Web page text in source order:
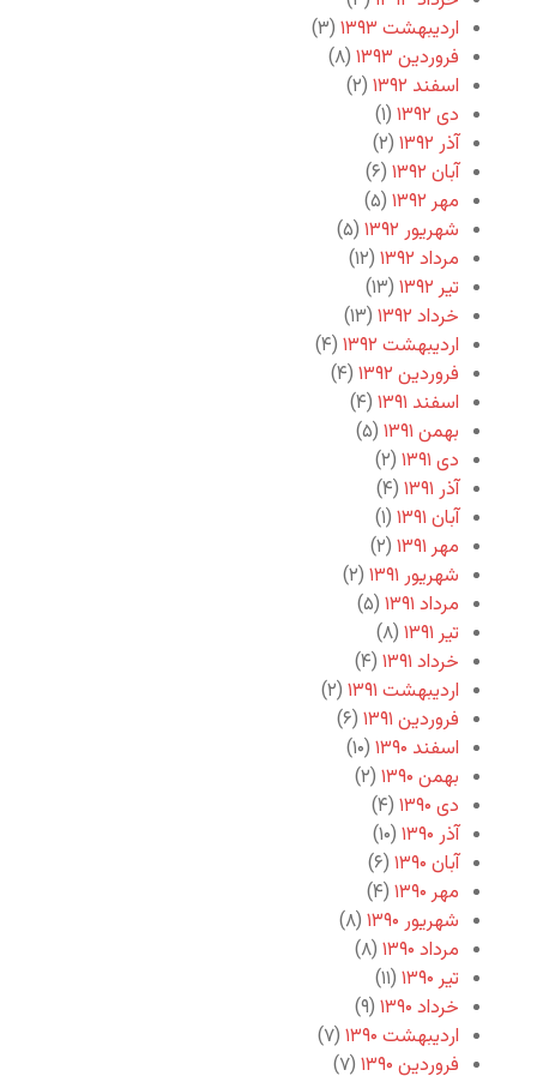
اردیبهشت ۱۳۹۳
(۳)
فروردین ۱۳۹۳
(۸)
اسفند ۱۳۹۲
(۲)
دی ۱۳۹۲
(۱)
آذر ۱۳۹۲
(۲)
آبان ۱۳۹۲
(۶)
مهر ۱۳۹۲
(۵)
شهریور ۱۳۹۲
(۵)
مرداد ۱۳۹۲
(۱۲)
تیر ۱۳۹۲
(۱۳)
خرداد ۱۳۹۲
(۱۳)
اردیبهشت ۱۳۹۲
(۴)
فروردین ۱۳۹۲
(۴)
اسفند ۱۳۹۱
(۴)
بهمن ۱۳۹۱
(۵)
دی ۱۳۹۱
(۲)
آذر ۱۳۹۱
(۴)
آبان ۱۳۹۱
(۱)
مهر ۱۳۹۱
(۲)
شهریور ۱۳۹۱
(۲)
مرداد ۱۳۹۱
(۵)
تیر ۱۳۹۱
(۸)
خرداد ۱۳۹۱
(۴)
اردیبهشت ۱۳۹۱
(۲)
فروردین ۱۳۹۱
(۶)
اسفند ۱۳۹۰
(۱۰)
بهمن ۱۳۹۰
(۲)
دی ۱۳۹۰
(۴)
آذر ۱۳۹۰
(۱۰)
آبان ۱۳۹۰
(۶)
مهر ۱۳۹۰
(۴)
شهریور ۱۳۹۰
(۸)
مرداد ۱۳۹۰
(۸)
تیر ۱۳۹۰
(۱۱)
خرداد ۱۳۹۰
(۹)
اردیبهشت ۱۳۹۰
(۷)
فروردین ۱۳۹۰
(۷)